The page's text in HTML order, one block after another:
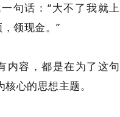
句话：“大不了我就上
领现金。”
内容，都是在为了这句
心的思想主题。